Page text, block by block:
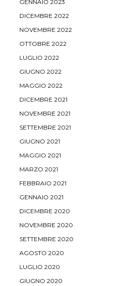
GENNAIO 2023
DICEMBRE 2022
NOVEMBRE 2022
OTTOBRE 2022
LUGLIO 2022
GIUGNO 2022
MAGGIO 2022
DICEMBRE 2021
NOVEMBRE 2021
SETTEMBRE 2021
GIUGNO 2021
MAGGIO 2021
MARZO 2021
FEBBRAIO 2021
GENNAIO 2021
DICEMBRE 2020
NOVEMBRE 2020
SETTEMBRE 2020
AGOSTO 2020
LUGLIO 2020
GIUGNO 2020